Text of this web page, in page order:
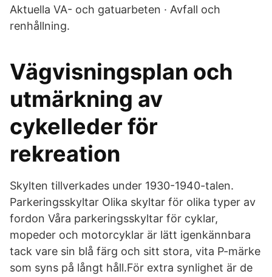
Aktuella VA- och gatuarbeten · Avfall och
renhållning.
Vägvisningsplan och
utmärkning av
cykelleder för
rekreation
Skylten tillverkades under 1930-1940-talen.
Parkeringsskyltar Olika skyltar för olika typer av
fordon Våra parkeringsskyltar för cyklar,
mopeder och motorcyklar är lätt igenkännbara
tack vare sin blå färg och sitt stora, vita P-märke
som syns på långt håll.För extra synlighet är de